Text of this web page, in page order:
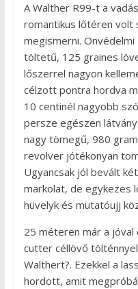
A Walther R99-t a
romantikus lőtéren volt
megismerni.
töltetű, 125 graines
lőszerrel nagyon
célzott pontra hordva
10 centinél nagyobb
persze egészen
nagy tömegű, 980
revolver jótékonyan
Ugyancsak jól bevált
markolat, de egykezes
hüvelyk és mutatóujj
25 méteren már a jóval
cutter céllövő
Walthert?. Ezekkel a
hordott, amit